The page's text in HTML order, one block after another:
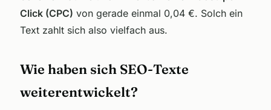
Click (CPC) von gerade einmal 0,04 €. Solch ein
Text zahlt sich also vielfach aus.
Wie haben sich SEO-Texte
weiterentwickelt?